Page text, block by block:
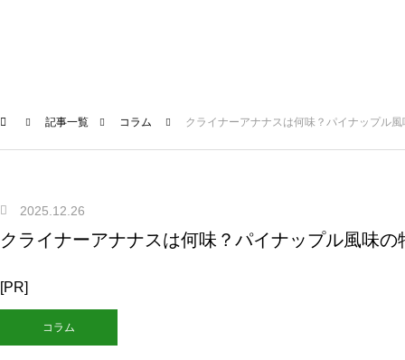
記事一覧 コラム クライナーアナナスは何味？パイナップル
2025.12.26
クライナーアナナスは何味？パイナップル風味の
[PR]
コラム